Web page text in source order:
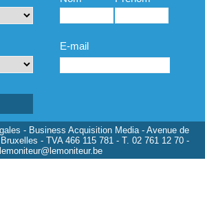
E-mail
- Business Acquisition Media - Avenue de
- TVA 466 115 781 - T. 02 761 12 70 -
lemoniteur@lemoniteur.be